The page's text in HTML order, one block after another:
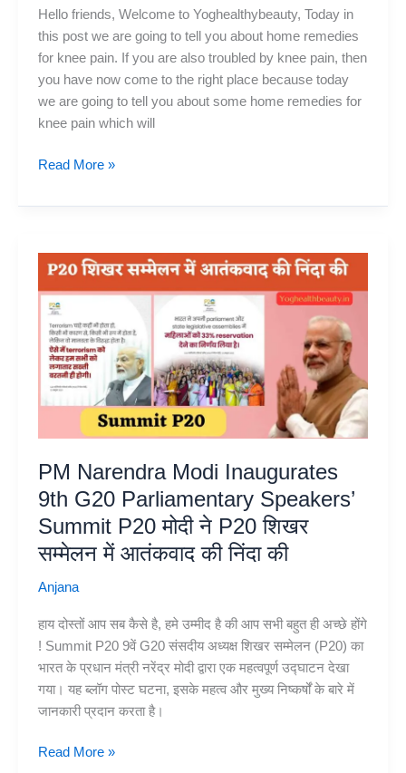
Hello friends, Welcome to Yoghealthybeauty, Today in
this post we are going to tell you about home remedies
for knee pain. If you are also troubled by knee pain, then
you have now come to the right place because today
we are going to tell you about some home remedies for
knee pain which will
Home
for
Pain,
you
are
suffering
from
knee
pain
these
home
Read More »
PM Narendra Modi Inaugurates
9th G20 Parliamentary Speakers’
Summit P20 मोदी ने P20 शिखर
सम्मेलन में आतंकवाद की निंदा की
Anjana
हाय दोस्तों आप सब कैसे है, हमे उम्मीद है की आप सभी बहुत ही अच्छे होंगे
! Summit P20 9वें G20 संसदीय अध्यक्ष शिखर सम्मेलन (P20) का
भारत के प्रधान मंत्री नरेंद्र मोदी द्वारा एक महत्वपूर्ण उद्घाटन देखा
गया। यह ब्लॉग पोस्ट घटना, इसके महत्व और मुख्य निष्कर्षों के बारे में
जानकारी प्रदान करता है।
PM
Read More »